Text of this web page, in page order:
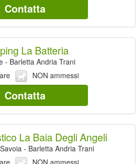
Contatta
La Batteria
- Barletta Andria Trani
NON ammessi
Contatta
La Baia Degli Angeli
- Barletta Andria Trani
NON ammessi